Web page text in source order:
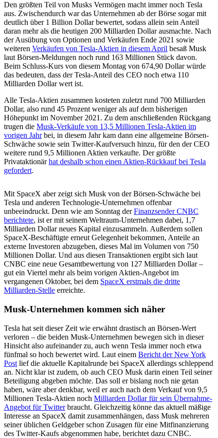
Den größten Teil von Musks Vermögen macht immer noch Tesla
aus. Zwischendurch war das Unternehmen ab der Börse sogar mit
deutlich über 1 Billion Dollar bewertet, sodass allein sein Anteil
daran mehr als die heutigen 200 Milliarden Dollar ausmachte. Nach
der Ausübung von Optionen und Verkäufen Ende 2021 sowie
weiteren Verkäufen von Tesla-Aktien in diesem April besaß Musk
laut Börsen-Meldungen noch rund 163 Millionen Stück davon.
Beim Schluss-Kurs von diesem Montag von 674,90 Dollar würde
das bedeuten, dass der Tesla-Anteil des CEO noch etwa 110
Milliarden Dollar wert ist.
Alle Tesla-Aktien zusammen kosteten zuletzt rund 700 Milliarden
Dollar, also rund 45 Prozent weniger als auf dem bisherigen
Höhepunkt im November 2021. Zu dem anschließenden Rückgang
trugen die Musk-Verkäufe von 13,5 Millionen Tesla-Aktien im
vorigen Jahrbei, in diesem Jahr kam dann eine allgemeine Börsen-
Schwäche sowie sein Twitter-Kaufversuch hinzu, für den der CEO
weitere rund 9,5 Millionen Aktien verkaufte. Der größte
Privataktionärhat deshalb schon einen Aktien-Rückkauf bei Tesla
gefordert.
Mit SpaceX aber zeigt sich Musk von der Börsen-Schwäche bei
Tesla und anderen Technologie-Unternehmen offenbar
unbeeindruckt. Denn wie am Sonntag derFinanzsender CNBC
berichtete, ist er mit seinem Weltraum-Unternehmen dabei, 1,7
Milliarden Dollar neues Kapital einzusammeln. Außerdem sollen
SpaceX-Beschäftigte erneut Gelegenheit bekommen, Anteile an
externe Investoren abzugeben, dieses Mal im Volumen von 750
Millionen Dollar. Und aus diesen Transaktionen ergibt sich laut
CNBC eine neue Gesamtbewertung von 127 Milliarden Dollar –
gut ein Viertel mehr als beim vorigen Aktien-Angebot im
vergangenen Oktober, bei dem SpaceX erstmals die dritte
Milliarden-Stelle erreichte.
Musk-Unternehmen kommen sich näher
Tesla hat seit dieser Zeit wie erwähnt drastisch an Börsen-Wert
verloren – die beiden Musk-Unternehmen bewegen sich in dieser
Hinsicht also aufeinander zu, auch wenn Tesla immer noch etwa
fünfmal so hoch bewertet wird. Laut einem Bericht der New York
Post lief die aktuelle Kapitalrunde bei SpaceX allerdings schleppend
an. Nicht klar ist zudem, ob auch CEO Musk darin einen Teil seiner
Beteiligung abgeben möchte. Das soll er bislang noch nie getan
haben, wäre aber denkbar, weil er auch nach dem Verkauf von 9,5
Millionen Tesla-Aktien noch Milliarden Dollar für sein Übernahme-
Angebot für Twitterbraucht. Gleichzeitig könne das aktuell mäßige
Interesse an SpaceX damit zusammenhängen, dass Musk mehreren
seiner üblichen Geldgeber schon Zusagen für eine Mitfinanzierung
des Twitter-Kaufs abgenommen habe, berichtet dazu CNBC.